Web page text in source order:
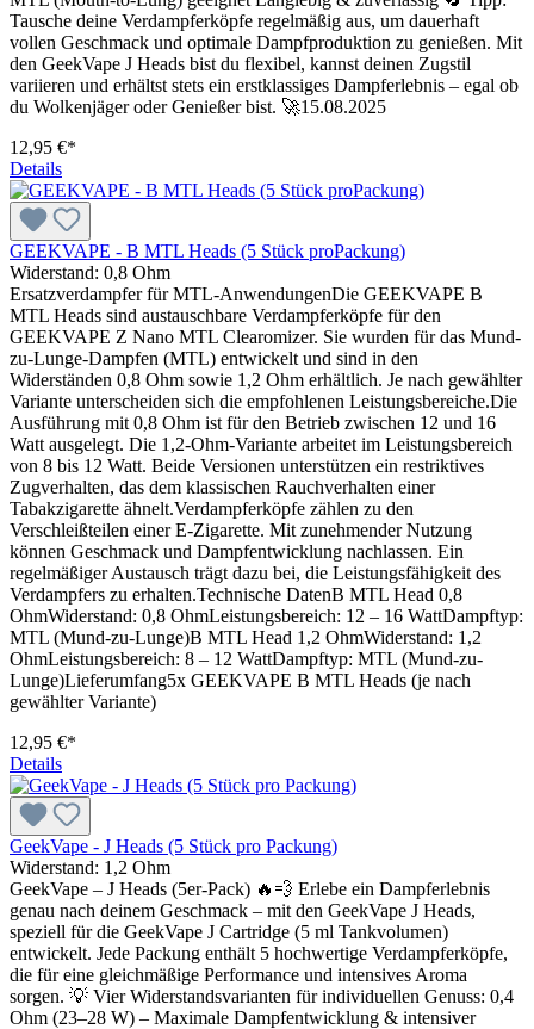
Tausche deine Verdampferköpfe regelmäßig aus, um dauerhaft
vollen Geschmack und optimale Dampfproduktion zu genießen. Mit
den GeekVape J Heads bist du flexibel, kannst deinen Zugstil
variieren und erhältst stets ein erstklassiges Dampferlebnis – egal ob
du Wolkenjäger oder Genießer bist. 🚀15.08.2025
12,95 €*
Details
GEEKVAPE - B MTL Heads (5 Stück proPackung)
Widerstand: 0,8 Ohm
Ersatzverdampfer für MTL-AnwendungenDie GEEKVAPE B
MTL Heads sind austauschbare Verdampferköpfe für den
GEEKVAPE Z Nano MTL Clearomizer. Sie wurden für das Mund-
zu-Lunge-Dampfen (MTL) entwickelt und sind in den
Widerständen 0,8 Ohm sowie 1,2 Ohm erhältlich. Je nach gewählter
Variante unterscheiden sich die empfohlenen Leistungsbereiche.Die
Ausführung mit 0,8 Ohm ist für den Betrieb zwischen 12 und 16
Watt ausgelegt. Die 1,2-Ohm-Variante arbeitet im Leistungsbereich
von 8 bis 12 Watt. Beide Versionen unterstützen ein restriktives
Zugverhalten, das dem klassischen Rauchverhalten einer
Tabakzigarette ähnelt.Verdampferköpfe zählen zu den
Verschleißteilen einer E-Zigarette. Mit zunehmender Nutzung
können Geschmack und Dampfentwicklung nachlassen. Ein
regelmäßiger Austausch trägt dazu bei, die Leistungsfähigkeit des
Verdampfers zu erhalten.Technische DatenB MTL Head 0,8
OhmWiderstand: 0,8 OhmLeistungsbereich: 12 – 16 WattDampftyp:
MTL (Mund-zu-Lunge)B MTL Head 1,2 OhmWiderstand: 1,2
OhmLeistungsbereich: 8 – 12 WattDampftyp: MTL (Mund-zu-
Lunge)Lieferumfang5x GEEKVAPE B MTL Heads (je nach
gewählter Variante)
12,95 €*
Details
GeekVape - J Heads (5 Stück pro Packung)
Widerstand: 1,2 Ohm
GeekVape – J Heads (5er-Pack) 🔥💨 Erlebe ein Dampferlebnis
genau nach deinem Geschmack – mit den GeekVape J Heads,
speziell für die GeekVape J Cartridge (5 ml Tankvolumen)
entwickelt. Jede Packung enthält 5 hochwertige Verdampferköpfe,
die für eine gleichmäßige Performance und intensives Aroma
sorgen. 💡 Vier Widerstandsvarianten für individuellen Genuss: 0,4
Ohm (23–28 W) – Maximale Dampfentwicklung & intensiver